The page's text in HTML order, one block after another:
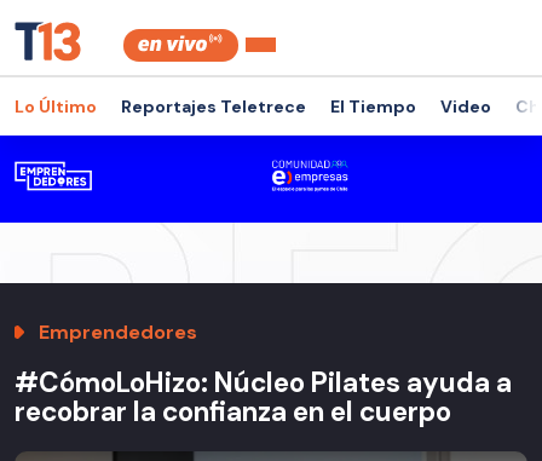
Lo Último Reportajes Teletrece El Tiempo Video
Emprendedores
#CómoLoHizo: Núcleo Pilates ayuda a
recobrar la confianza en el cuerpo